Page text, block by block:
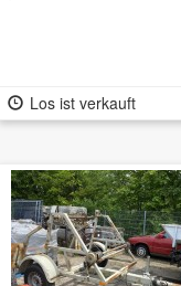
Los ist verkauft